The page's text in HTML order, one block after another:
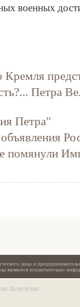
военных
Петра
Петра"
помянули
Свидетельство
лица и
являются исключительно
Агентство